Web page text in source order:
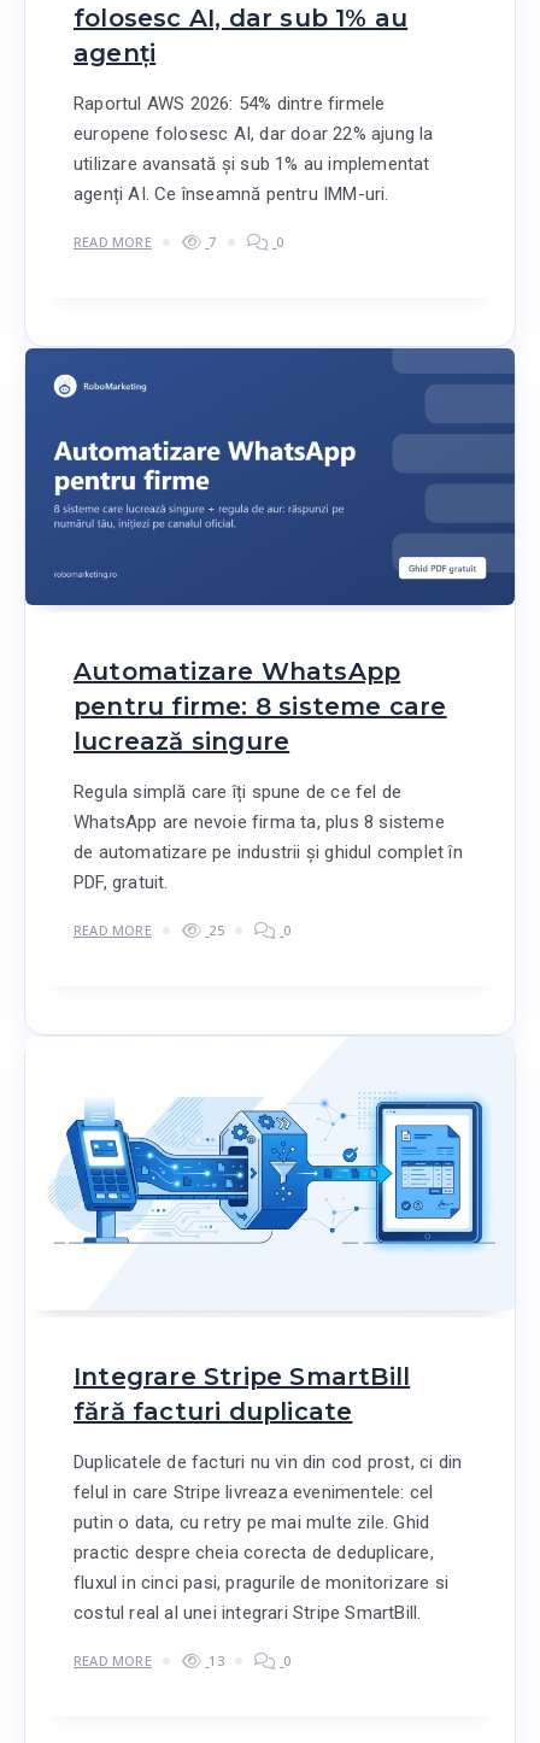
folosesc AI, dar sub 1% au
agenți
Raportul AWS 2026: 54% dintre firmele
europene folosesc AI, dar doar 22% ajung la
utilizare avansată și sub 1% au implementat
agenți AI. Ce înseamnă pentru IMM-uri.
READ MORE 7 0
Automatizare WhatsApp
pentru firme: 8 sisteme care
lucrează singure
Regula simplă care îți spune de ce fel de
WhatsApp are nevoie firma ta, plus 8 sisteme
de automatizare pe industrii și ghidul complet în
PDF, gratuit.
READ MORE 25 0
Integrare Stripe SmartBill
fără facturi duplicate
Duplicatele de facturi nu vin din cod prost, ci din
felul in care Stripe livreaza evenimentele: cel
putin o data, cu retry pe mai multe zile. Ghid
practic despre cheia corecta de deduplicare,
fluxul in cinci pasi, pragurile de monitorizare si
costul real al unei integrari Stripe SmartBill.
READ MORE 13 0